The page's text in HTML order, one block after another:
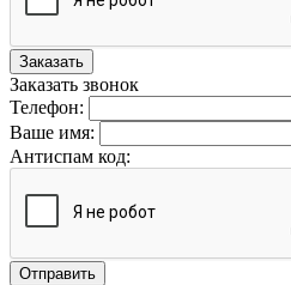
Заказать
Заказать звонок
Телефон:
Ваше имя:
Антиспам код:
Отправить